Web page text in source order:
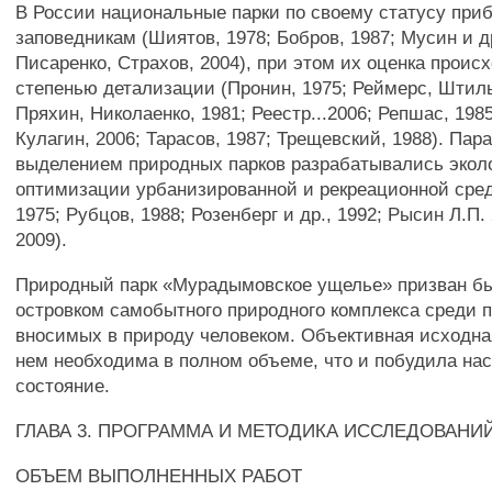
В России национальные парки по своему статусу
заповедникам (Шиятов, 1978; Бобров, 1987; Мусин и
Писаренко, Страхов, 2004), при этом их оценка
степенью детализации (Пронин, 1975; Реймерс,
Пряхин, Николаенко, 1981; Реестр...2006; Репшас,
Кулагин, 2006; Тарасов, 1987; Трещевский, 1988).
выделением природных парков разрабатывались
оптимизации урбанизированной и рекреационной
1975; Рубцов, 1988; Розенберг и др., 1992; Рысин
2009).
Природный парк «Мурадымовское ущелье» призван
островком самобытного природного комплекса среди
вносимых в природу человеком. Объективная
нем необходима в полном объеме, что и побудила
состояние.
ГЛАВА 3. ПРОГРАММА И МЕТОДИКА
ОБЪЕМ ВЫПОЛНЕННЫХ РАБОТ